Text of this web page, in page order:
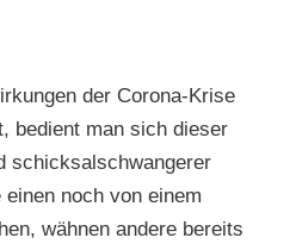
der Corona-Krise
bedient man sich dieser
schicksalschwangerer
noch von einem
wähnen andere bereits